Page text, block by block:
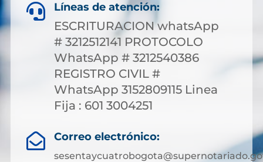
 Líneas de atención:
ESCRITURACION whatsApp
# 3212512141 PROTOCOLO
WhatsApp # 3212540386
REGISTRO CIVIL #
WhatsApp 3152809115 Linea
Fija : 601 3004251
 Correo electrónico: